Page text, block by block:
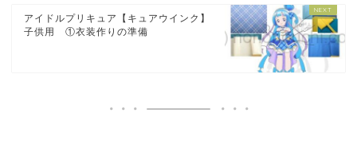
アイドルプリキュア【キュアウインク】
子供用 ①衣装作りの準備